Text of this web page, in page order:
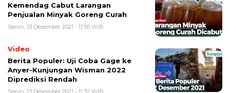
Kemendag Cabut Larangan
Penjualan Minyak Goreng Curah
Senin, 13 Desember 2021 - 11:50 WIB
Video
Berita Populer: Uji Coba Gage ke
Anyer-Kunjungan Wisman 2022
Diprediksi Rendah
Senin, 13 Desember 2021 - 11:32 WIB